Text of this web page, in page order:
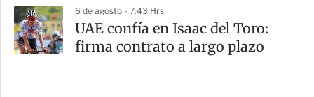
6 de agosto - 7:43 Hrs
UAE confía en Isaac del Toro:
firma contrato a largo plazo